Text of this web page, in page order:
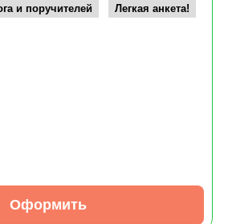
и поручителей
Легкая анкета!
Оформить